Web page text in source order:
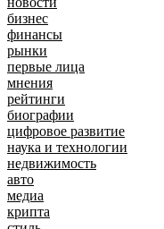
бизнес
финансы
рынки
первые лица
мнения
рейтинги
биографии
цифровое развитие
наука и технологии
недвижимость
авто
медиа
крипта